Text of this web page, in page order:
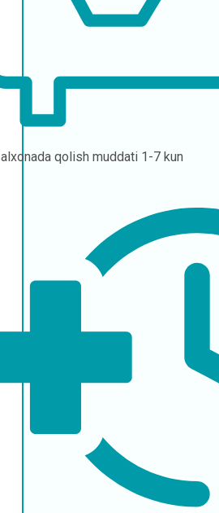
qolish muddati 1-7 kun